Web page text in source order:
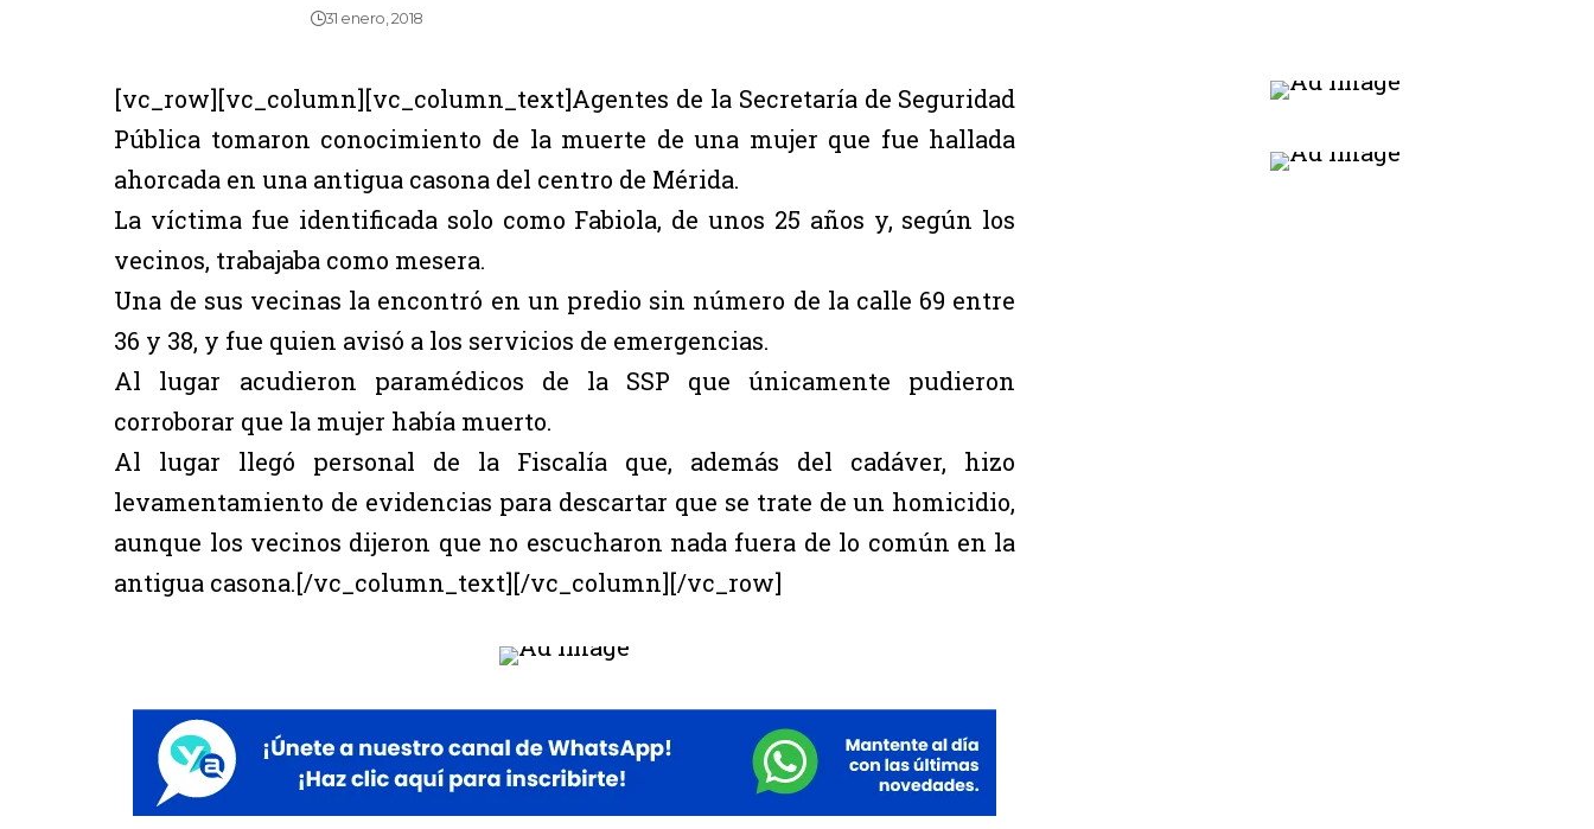
31 enero, 2018
[vc_row][vc_column][vc_column_text]Agentes de la Secretaría de Seguridad
Pública tomaron conocimiento de la muerte de una mujer que fue hallada
ahorcada en una antigua casona del centro de Mérida.
La víctima fue identificada solo como Fabiola, de unos 25 años y, según los
vecinos, trabajaba como mesera.
Una de sus vecinas la encontró en un predio sin número de la calle 69 entre
36 y 38, y fue quien avisó a los servicios de emergencias.
Al lugar acudieron paramédicos de la SSP que únicamente pudieron
corroborar que la mujer había muerto.
Al lugar llegó personal de la Fiscalía que, además del cadáver, hizo
levamentamiento de evidencias para descartar que se trate de un homicidio,
aunque los vecinos dijeron que no escucharon nada fuera de lo común en la
antigua casona.[/vc_column_text][/vc_column][/vc_row]